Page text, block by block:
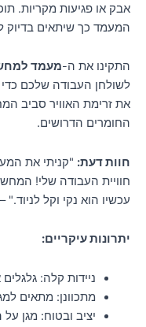
אבק או פגיעות מקריות.
המעמד כך שיתאים
התקינו את ה-מעמד
לשולחן העבודה שלכם
את זרימת האוויר סביב
החומרים הדרושים.
חוות דעת: "קניתי את
חוויית העבודה שלי!
עכשיו הוא נקי וקל לניוד."
יתרונות עיקריים:
ניידות קלה:
מתכוונן: מתאים
יציב ובטוח: מגן